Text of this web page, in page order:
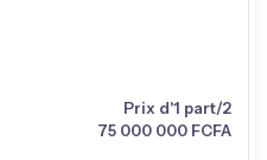
Prix d'1 part/2
75 000 000 FCFA